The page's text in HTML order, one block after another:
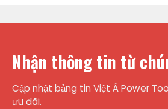
Nhận thông tin từ
Cập nhật bảng tin Việt Á Power
ưu đãi.